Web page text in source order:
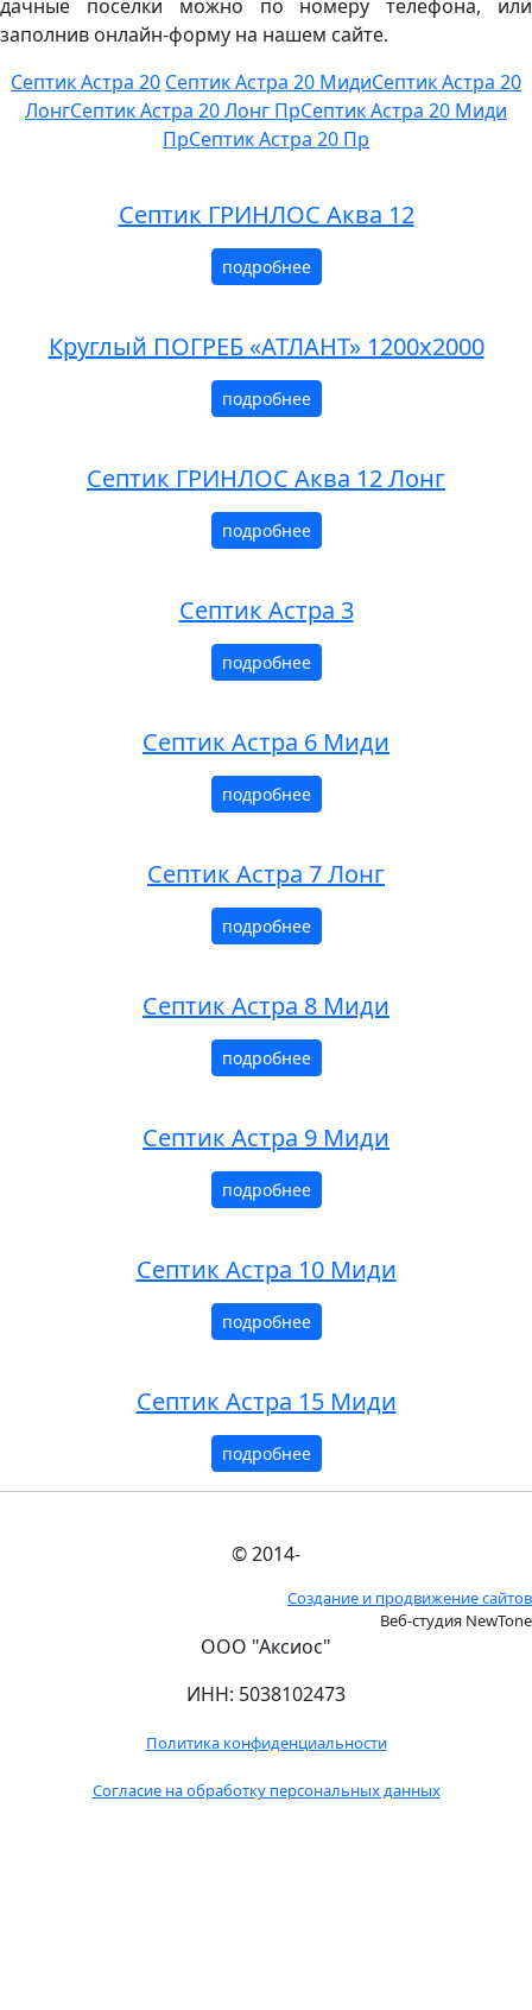
дачные посёлки можно по номеру телефона, или
заполнив онлайн-форму на нашем сайте.
Септик Астра 20 Септик Астра 20 МидиСептик Астра 20
ЛонгСептик Астра 20 Лонг ПрСептик Астра 20 Миди
ПрСептик Астра 20 Пр
Септик ГРИНЛОС Аква 12
подробнее
Круглый ПОГРЕБ «АТЛАНТ» 1200x2000
подробнее
Септик ГРИНЛОС Аква 12 Лонг
подробнее
Септик Астра 3
подробнее
Септик Астра 6 Миди
подробнее
Септик Астра 7 Лонг
подробнее
Септик Астра 8 Миди
подробнее
Септик Астра 9 Миди
подробнее
Септик Астра 10 Миди
подробнее
Септик Астра 15 Миди
подробнее
© 2014-
Создание и продвижение сайтов
Веб-студия NewTone
ООО "Аксиос"
ИНН: 5038102473
Политика конфиденциальности
Согласие на обработку персональных данных